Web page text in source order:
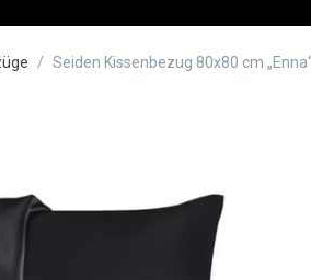
Seiden Kissenbezug 80x80 cm